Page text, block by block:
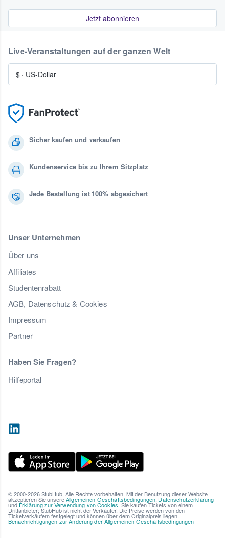
Jetzt abonnieren
Sicher kaufen und verkaufen
Kundenservice bis zu Ihrem Sitzplatz
Jede Bestellung ist 100% abgesichert
Unser Unternehmen
Über uns
Affiliates
Studentenrabatt
AGB, Datenschutz & Cookies
Impressum
Partner
Haben Sie Fragen?
Hilfeportal
Live-Veranstaltungen auf der ganzen Welt
$ · US-Dollar
© 2000-2026 StubHub. Alle Rechte vorbehalten. Mit der Benutzung dieser Website
akzeptieren Sie unsereAllgemeinen Geschäftsbedingungen Datenschutzerklärung
und Erklärung zur Verwendung von Cookies . Sie kaufen Tickets von einem
Drittanbieter; StubHub ist nicht der Verkäufer. Die Preise werden von den
Ticketverkäufern festgelegt und können über dem Originalpreis liegen.
Benachrichtigungen zur Änderung der Allgemeinen Geschäftsbedingungen